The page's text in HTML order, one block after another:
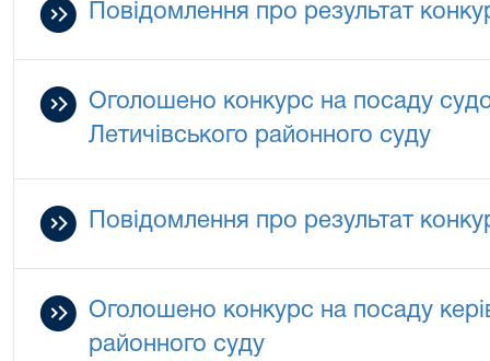
Повідомлення про результат
Оголошено конкурс на посаду
Летичівського районного суду
Повідомлення про результат
Оголошено конкурс на посаду
районного суду